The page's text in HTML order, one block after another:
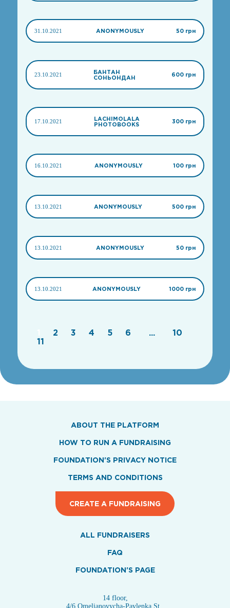
31.10.2021 ANONYMOUSLY 50 грн
23.10.2021
БАНТАН
СОНЬОНДАН
600 грн
17.10.2021
LACHIMOLALA
PHOTOBOOKS
300 грн
16.10.2021 ANONYMOUSLY 100 грн
13.10.2021 ANONYMOUSLY 500 грн
13.10.2021 ANONYMOUSLY 50 грн
13.10.2021 ANONYMOUSLY 1000 грн
2 3 4 5 6 ...
10
11
ABOUT THE PLATFORM
HOW TO RUN A FUNDRAISING
FOUNDATION'S PRIVACY NOTICE
TERMS AND CONDITIONS
CREATE A FUNDRAISING
ALL FUNDRAISERS
FAQ
FOUNDATION'S PAGE
14 floor,
4/6 Omelianovycha-Pavlenka St.,